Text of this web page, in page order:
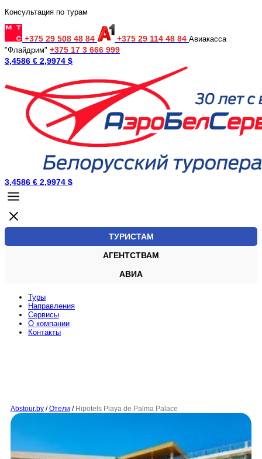
Консультация по турам
+375 29 508 48 84 +375 29 114 48 84 Авиакасса
"Флайдрим" +375 17 3 666 999
3,4586 € 2,9974 $
3,4586 € 2,9974 $
ТУРИСТАМ
АГЕНТСТВАМ
АВИА
Туры
Направления
Сервисы
O компании
Контакты
Abstour.by / Отели / Hipotels Playa de Palma Palace